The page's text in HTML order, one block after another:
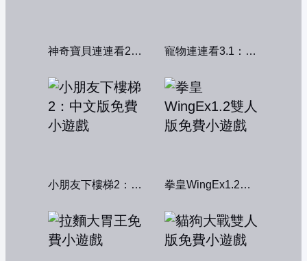
神奇寶貝連連看2004 寵物連連看3.1：共享版
小朋友下樓梯2：中文版 拳皇WingEx1.2雙人版